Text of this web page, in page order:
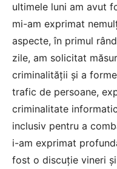
ultimele luni am avut
mi-am exprimat
aspecte, în primul
zile, am solicitat
criminalității și a
trafic de persoane,
criminalitate
inclusiv pentru a
i-am exprimat
fost o discuție vineri